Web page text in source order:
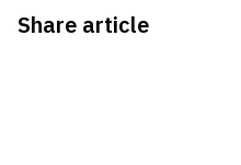
Share article